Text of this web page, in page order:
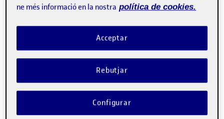
Pinterest
Publicat per
Gloria Franco León
Data de publicació11 maig, 2022 10:07 am
comentariel Pinterest
ne més informació en la nostra política de cookies.
Rebutjar
Acceptar
Configurar